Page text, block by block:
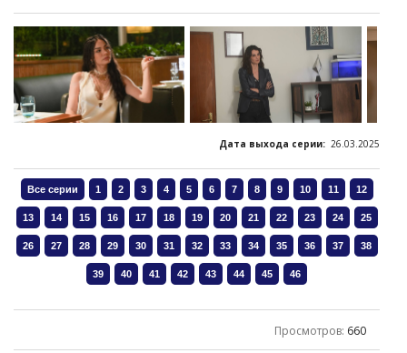
Дата выхода серии: 26.03.2025
Просмотров: 660